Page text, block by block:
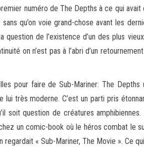
numéro de The Depths à ce qui
qu’on voie grand-chose avant les
de l’existence d’un des plus
on n’est pas à l’abri d’un
pour faire de Sub-Mariner: The
très moderne. C’est un parti pris
soit question de créatures
un comic-book où le héros combat le
« Sub-Mariner, The Movie ». Ce